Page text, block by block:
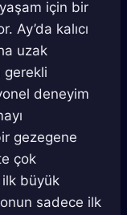
için bir
Ay’da kalıcı
uzak
gerekli
deneyim
gezegene
çok
büyük
sadece ilk